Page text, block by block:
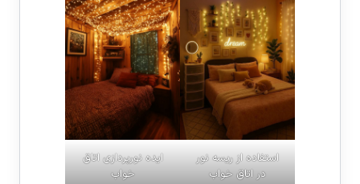
استفاده از ریسه نور
در اتاق خواب
ایده نورپردازی اتاق
خواب